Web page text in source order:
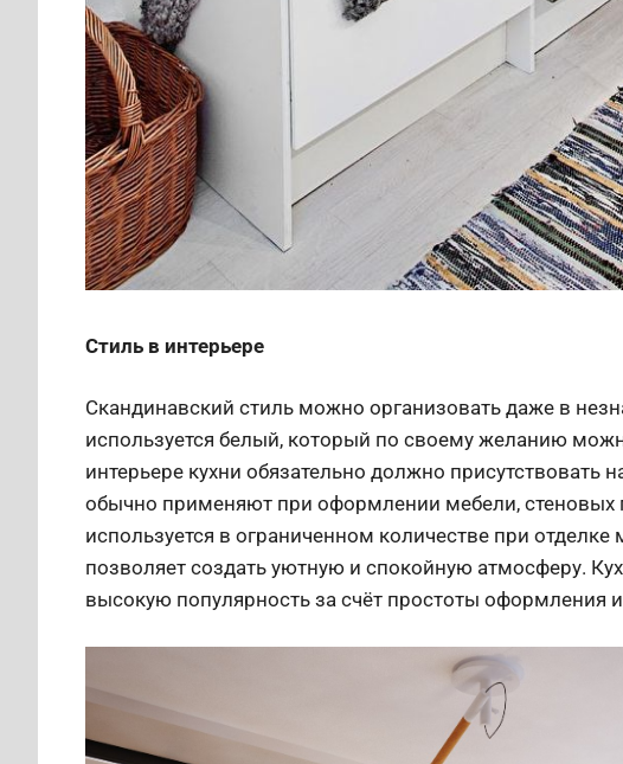
Стиль в интерьере
Скандинавский стиль можно организовать даже в
используется белый, который по своему желанию
интерьере кухни обязательно должно присутствовать
обычно применяют при оформлении мебели, стеновых
используется в ограниченном количестве при
позволяет создать уютную и спокойную атмосферу.
высокую популярность за счёт простоты оформления